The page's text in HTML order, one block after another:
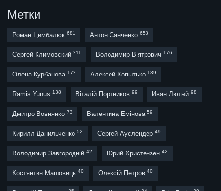
Метки
Роман Цимбалюк 681 Антон Санченко 653
Сергей Климовский 211 Володимир В’ятрович 176
Олена Курбанова 172 Алексей Копытько 139
Ramis Yunus 138 Віталій Портников 99 Иван Лютый 98
Дмитро Вовнянко 73 Валентина Емінова 59
Кирилл Данильченко 52 Сергей Ауслендер 49
Володимир Завгородній 42 Юрий Христензен 42
Костянтин Машовець 40 Олексій Петров 40